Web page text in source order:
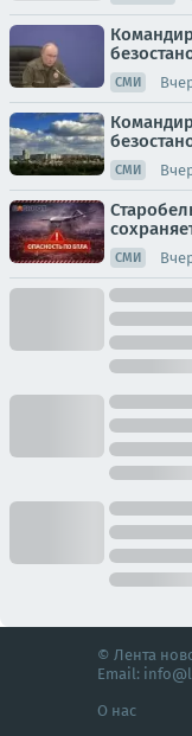
СМИ
СМИ
СМИ
© Лента
Email:
О нас